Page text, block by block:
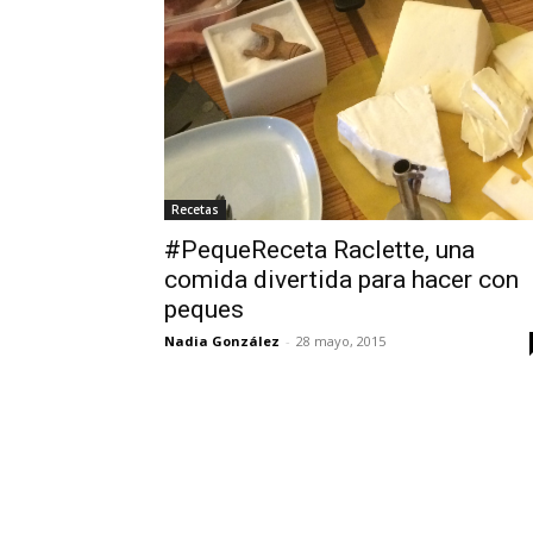
Recetas
#PequeReceta Raclette, una
comida divertida para hacer con
peques
Nadia González - 28 mayo, 2015